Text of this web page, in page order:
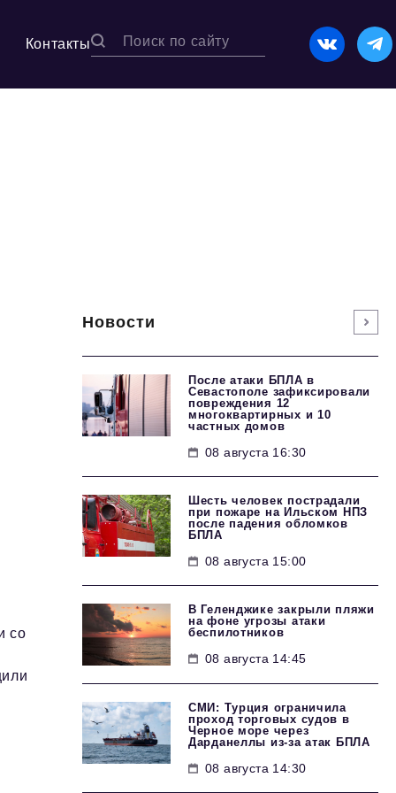
Контакты
со
Новости
После атаки БПЛА в
Севастополе зафиксировали
повреждения 12
многоквартирных и 10
частных домов
08 августа 16:30
Шесть человек пострадали
при пожаре на Ильском НПЗ
после падения обломков
БПЛА
08 августа 15:00
В Геленджике закрыли пляжи
на фоне угрозы атаки
беспилотников
08 августа 14:45
СМИ: Турция ограничила
проход торговых судов в
Черное море через
Дарданеллы из-за атак БПЛА
08 августа 14:30